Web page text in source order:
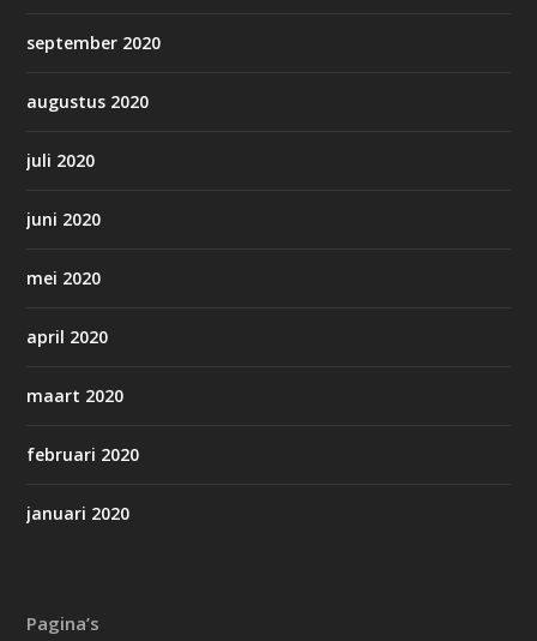
september 2020
augustus 2020
juli 2020
juni 2020
mei 2020
april 2020
maart 2020
februari 2020
januari 2020
Pagina’s